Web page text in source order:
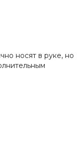
носят в руке, но